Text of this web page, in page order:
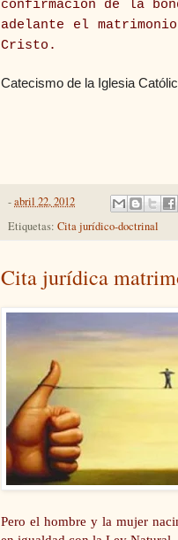
confirmación de la
adelante el
Cristo.
Catecismo de la Iglesia
-abril 22, 2012
Etiquetas: Cita jurídico-doctrinal
Cita jurídica
Pero el hombre y la mujer